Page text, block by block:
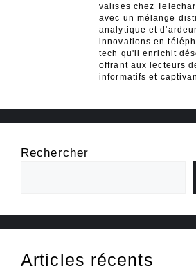
valises chez
avec un mélange
analytique et
innovations en
tech qu'il enrichit
offrant aux lecteurs
informatifs et
Rechercher
Articles récents